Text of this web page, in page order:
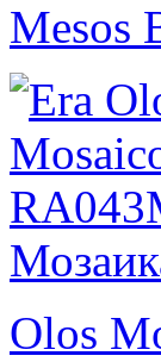
Mesos
Olos